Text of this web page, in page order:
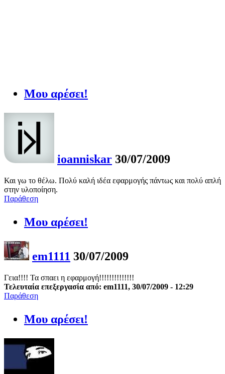
Μου αρέσει!
ioanniskar 30/07/2009
Και γω το θέλω. Πολύ καλή ιδέα εφαρμογής πάντως και πολύ απλή
στην υλοποίηση.
Παράθεση
Μου αρέσει!
em1111 30/07/2009
Γεια!!!! Τα σπαει η εφαρμογή!!!!!!!!!!!!!!
Τελευταία επεξεργασία από: em1111, 30/07/2009 - 12:29
Παράθεση
Μου αρέσει!